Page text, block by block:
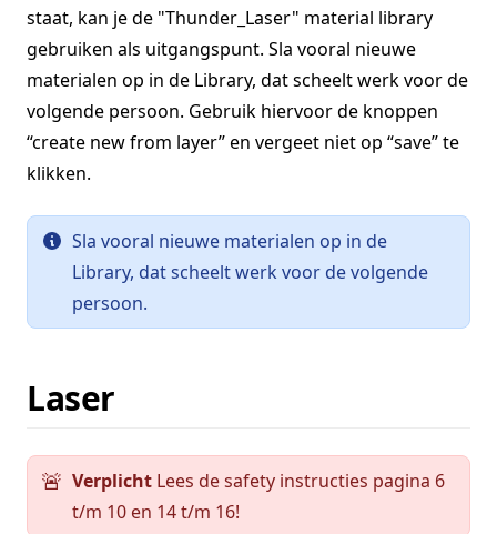
staat, kan je de "Thunder_Laser" material library
gebruiken als uitgangspunt. Sla vooral nieuwe
materialen op in de Library, dat scheelt werk voor de
volgende persoon. Gebruik hiervoor de knoppen
“create new from layer” en vergeet niet op “save” te
klikken.
Sla vooral nieuwe materialen op in de
Library, dat scheelt werk voor de volgende
persoon.
Laser
🚨 Verplicht Lees de safety instructies pagina 6
t/m 10 en 14 t/m 16!